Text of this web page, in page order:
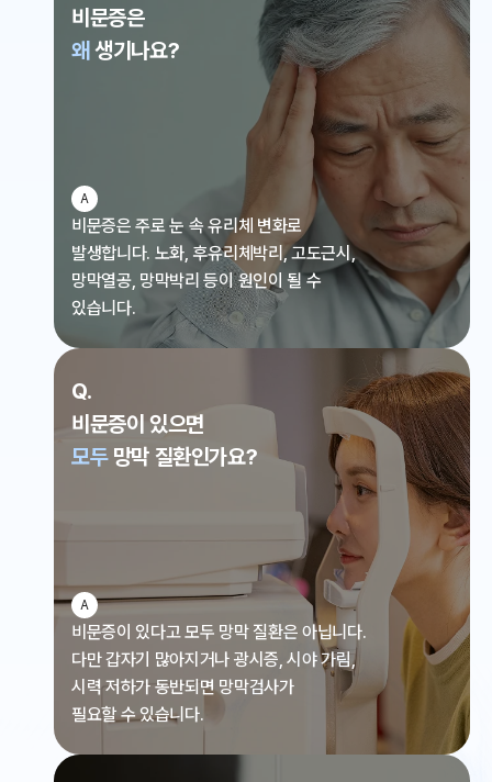
비문증은
왜 생기나요?
A
비문증은 주로 눈 속 유리체 변화로
발생합니다. 노화, 후유리체박리, 고도근시,
망막열공, 망막박리 등이원인이 될 수
있습니다.
Q.
비문증이 있으면
모두망막 질환인가요?
A
비문증이 있다고 모두 망막 질환은 아닙니다.
다만 갑자기 많아지거나 광시증, 시야 가림,
시력 저하가 동반되면 망막검사가
필요할 수 있습니다.